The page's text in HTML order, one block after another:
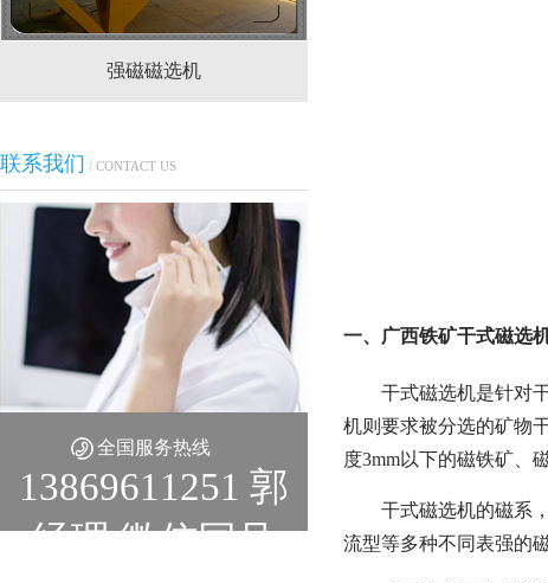
强磁磁选机
联系我们 / CONTACT US
全国服务热线
13869611251 郭
经理 微信同号
一、广西铁矿干式磁选
干式磁选机是针对
机则要求被分选的矿物
度3mm以下的磁铁矿、
干式磁选机的磁系
流型等多种不同表强的